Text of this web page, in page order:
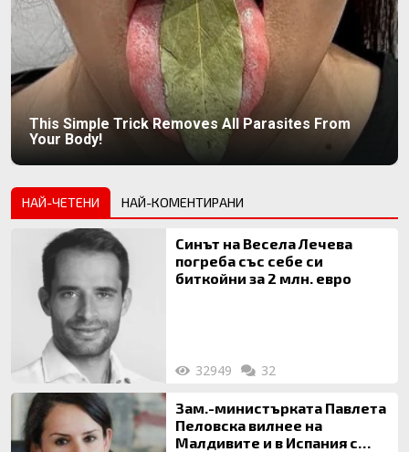
This Simple Trick Removes All Parasites From
Your Body!
НАЙ-ЧЕТЕНИ НАЙ-КОМЕНТИРАНИ
Синът на Весела Лечева
погреба със себе си
биткойни за 2 млн. евро
32949 32
Зам.-министърката Павлета
Пеловска вилнее на
Малдивите и в Испания с